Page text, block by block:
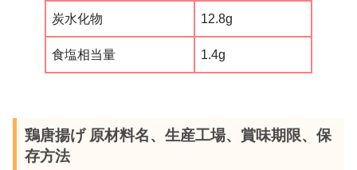
炭水化物 12.8g
食塩相当量 1.4g
鶏唐揚げ 原材料名、生産工場、賞味期限、保
存方法